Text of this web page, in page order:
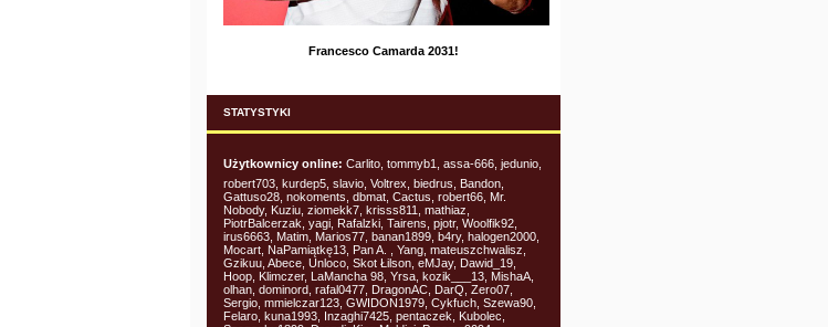
Francesco Camarda 2031!
STATYSTYKI
Użytkownicy online: Carlito, tommyb1, assa-666, jedunio,
robert703, kurdep5, slavio, Voltrex, biedrus, Bandon,
Gattuso28, nokoments, dbmat, Cactus, robert66, Mr.
Nobody, Kuziu, ziomekk7, krisss811, mathiaz,
PiotrBalcerzak, yagi, Rafalzki, Tairens, pjotr, Woolfik92,
irus6663, Matim, Marios77, banan1899, b4ry, halogen2000,
Mocart, NaPamiątkę13, Pan A. , Yang, mateuszchwalisz,
Gzikuu, Abece, Unloco, Skot Łilson, eMJay, Dawid_19,
Hoop, Klimczer, LaMancha 98, Yrsa, kozik___13, MishaA,
olhan, dominord, rafal0477, DragonAC, DarQ, Zero07,
Sergio, mmielczar123, GWIDON1979, Cykfuch, Szewa90,
Felaro, kuna1993, Inzaghi7425, pentaczek, Kubolec,